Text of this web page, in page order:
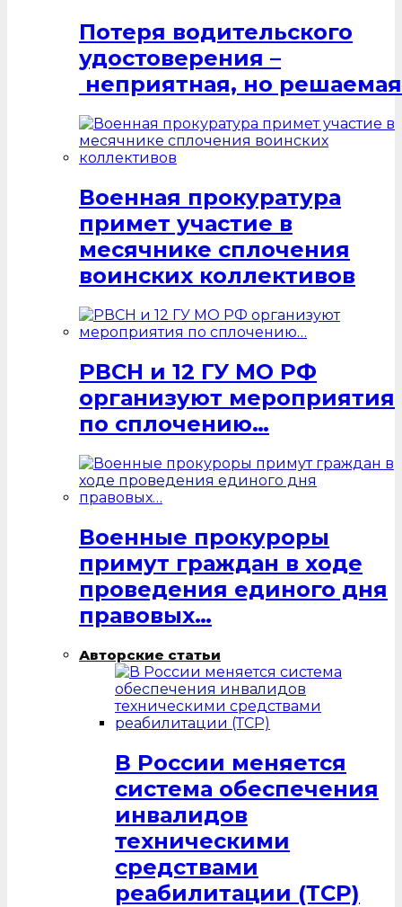
Потеря водительского
удостоверения –
неприятная, но
Военная прокуратура
примет участие в
месячнике сплочения
воинских коллективов
РВСН и 12 ГУ МО РФ
организуют мероприятия
по сплочению…
Военные прокуроры
примут граждан в ходе
проведения единого дня
правовых…
Авторские статьи
В России меняется
система обеспечения
инвалидов
техническими
средствами
реабилитации (ТСР)